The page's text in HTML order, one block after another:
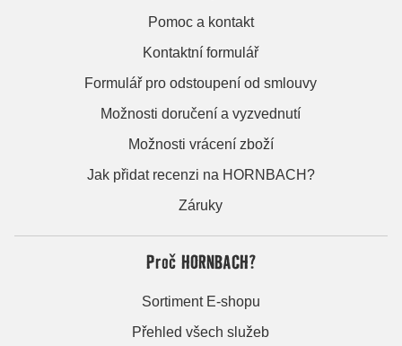
Pomoc a kontakt
Kontaktní formulář
Formulář pro odstoupení od smlouvy
Možnosti doručení a vyzvednutí
Možnosti vrácení zboží
Jak přidat recenzi na HORNBACH?
Záruky
Proč HORNBACH?
Sortiment E-shopu
Přehled všech služeb